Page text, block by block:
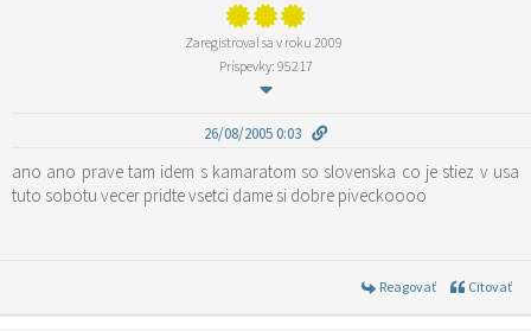
Zaregistroval sa v roku 2009
Príspevky: 95217
26/08/2005 0:03
ano ano prave tam idem s kamaratom so slovenska co je stiez v usa
tuto sobotu vecer pridte vsetci dame si dobre piveckoooo
Reagovať Citovať